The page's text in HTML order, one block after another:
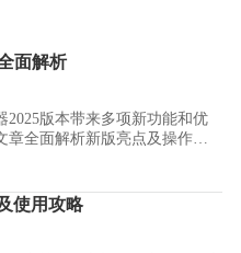
面解析
2025版本带来多项新功能和优
章全面解析新版亮点及操作方
使用攻略